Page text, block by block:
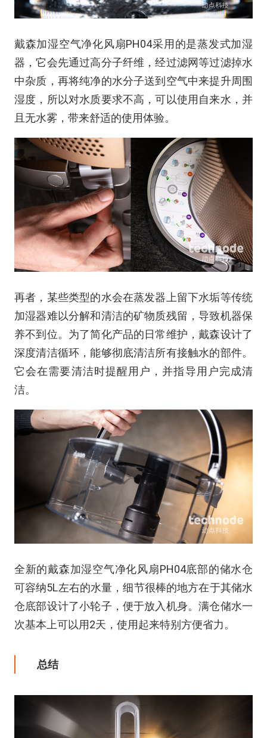
戴森加湿空气净化风扇PH04采用的是蒸发式加湿
器，它会先通过高分子纤维，经过滤网等过滤掉水
中杂质，再将纯净的水分子送到空气中来提升周围
湿度，所以对水质要求不高，可以使用自来水，并
且无水雾，带来舒适的使用体验。
再者，某些类型的水会在蒸发器上留下水垢等传统
加湿器难以分解和清洁的矿物质残留，导致机器保
养不到位。为了简化产品的日常维护，戴森设计了
深度清洁循环，能够彻底清洁所有接触水的部件。
它会在需要清洁时提醒用户，并指导用户完成清
洁。
全新的戴森加湿空气净化风扇PH04底部的储水仓
可容纳5L左右的水量，细节很棒的地方在于其储水
仓底部设计了小轮子，便于放入机身。满仓储水一
次基本上可以用2天，使用起来特别方便省力。
总结